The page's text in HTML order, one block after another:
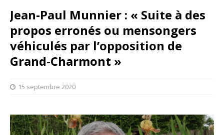
Jean-Paul Munnier : « Suite à des
propos erronés ou mensongers
véhiculés par l’opposition de
Grand-Charmont »
15 septembre 2020